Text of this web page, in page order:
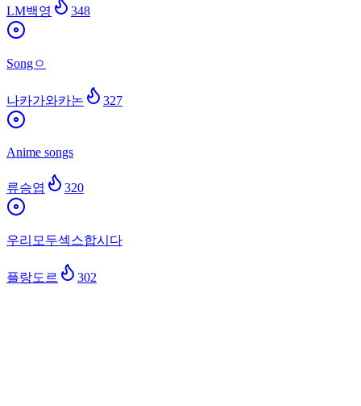
LM백영 348
Songㅇ
나카가와카논 327
Anime songs
류승엽 320
우리모두섹스합시다
플랑도르 302